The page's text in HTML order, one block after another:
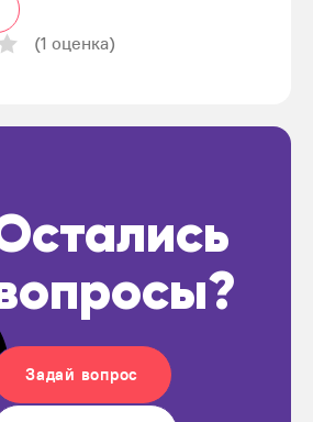
(1 оценка)
Задай вопрос